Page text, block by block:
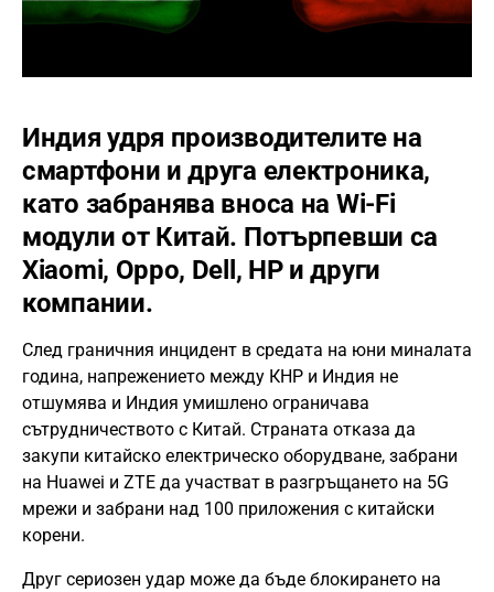
Индия удря производителите на
смартфони и друга електроника,
като забранява вноса на Wi-Fi
модули от Китай. Потърпевши са
Xiaomi, Oppo, Dell, HP и други
компании.
След граничния инцидент в средата на юни миналата
година, напрежението между КНР и Индия не
отшумява и Индия умишлено ограничава
сътрудничеството с Китай. Страната отказа да
закупи китайско електрическо оборудване, забрани
на Huawei и ZTE да участват в разгръщането на 5G
мрежи и забрани над 100 приложения с китайски
корени.
Друг сериозен удар може да бъде блокирането на